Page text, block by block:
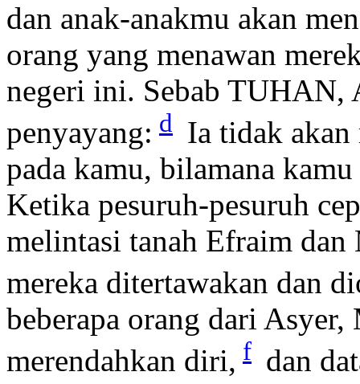
dan anak-anakmu akan
orang yang menawan
negeri ini. Sebab TUHAN,
penyayang: d Ia tidak
pada kamu, bilamana
Ketika pesuruh-pesuruh
melintasi tanah Efraim dan
mereka ditertawakan dan
beberapa orang dari
merendahkan diri, f dan